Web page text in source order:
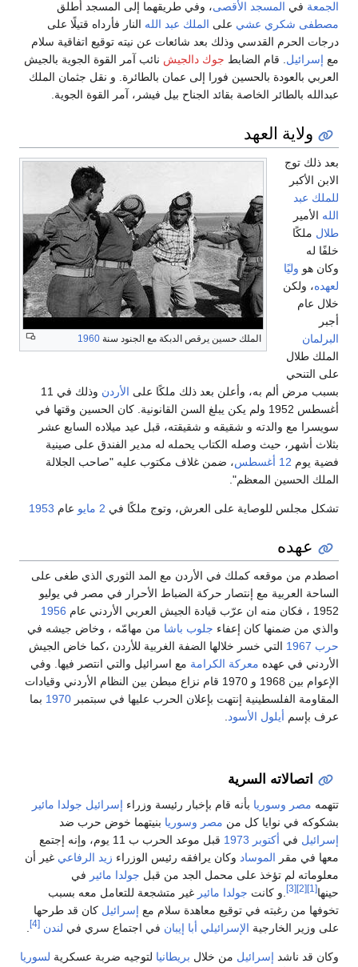
الجمعة في المسجد الأقصى، وفي طريقهما إلى المسجد أطلق
مصطفى شكري عشي على الملك عبد الله النار فأرداه قتيلًا على
درجات الحرم القدسي وذلك بعد شائعات عن نيته توقيع اتفاقية سلام
مع إسرائيل. قام الضابط جوك دالجيش نائب آمر القوة الجوية بالجيش
العربي بالعودة بالحسين فورا إلى عمان بالطائرة. و نقل جثمان الملك
عبدالله بالطائر الخاصة بقائد الجناح بيل فيشر، آمر القوة الجوية.
ولاية العهد
الملك حسين يرقص الدبكة مع الجنود سنة 1960
بعد ذلك توج
الابن الأكبر
للملك عبد
الله الأمير
طلال ملكًا
خلفًا له
وكان هو وليًا
لعهده، ولكن
خلال عام
أجبر
البرلمان
الملك طلال
على التنحي
بسبب مرض ألم به، وأعلن بعد ذلك ملكًا على الأردن
وذلك في 11
أغسطس 1952 ولم يكن يبلغ السن القانونية. كان الحسين وقتها في
سويسرا مع والدته و شقيقه و شقيقته، قبل عيد ميلاده السابع عشر
بثلاث أشهر، حيث وصله الكتاب يحمله له مدير الفندق على صينية
فضية يوم 12 أغسطس
، ضمن غلاف مكتوب عليه "صاحب الجلالة
الملك الحسين المعظم".
تشكل مجلس للوصاية على العرش، وتوج ملكًا في 2 مايو عام 1953
عهده
اصطدم من موقعه كملك في الأردن مع المد الثوري الذي طغى على
الساحة العربية مع إنتصار حركة الضباط الأحرار في مصر في يوليو
1952 ، فكان منه ان عرّب قيادة الجيش العربي الأردني عام
1956
والذي من ضمنها كان إعفاء جلوب باشا من مهامّه ، وخاض جيشه في
حرب 1967
التي خسر خلالها الضفة الغربية للأردن ،كما خاض الجيش
الأردني في عهده معركة الكرامة مع اسرائيل والتي انتصر فيها. وفي
الإعوام بين 1968 و 1970 قام نزاع مبطن بين النظام الأردني وقيادات
المقاومة الفلسطينية إنتهت بإعلان الحرب عليها في سبتمبر 1970 بما
عرف بإسم أيلول الأسود
اتصالاته السرية
تتهمه مصر وسوريا بأنه قام بإخبار رئيسة وزراء إسرائيل جولدا مائير
بشكوكه في نوايا كل من مصر وسوريا بنيتهما خوض حرب ضد
إسرائيل في أكتوبر 1973
قبل موعد الحرب ب 11 يوم، وإنه إجتمع
معها في مقر الموساد وكان يرافقه رئيس الوزراء زيد الرفاعي غير أن
معلوماته لم تؤخذ على محمل الجد من قبل جولدا مائير في
حينها[1]
[2]
[3] .و كانت جولدا مائير غير متشجعة للتعامل معه بسبب
تخوفها من رغبته في توقيع معاهدة سلام مع إسرائيل كان قد طرحها
على وزير الخارجية الإسرائيلي أبا إيبان في اجتماع سري في لندن [4]
.
وكان قد ناشد إسرائيل من خلال بريطانيا لتوجيه ضربة عسكرية لسوريا